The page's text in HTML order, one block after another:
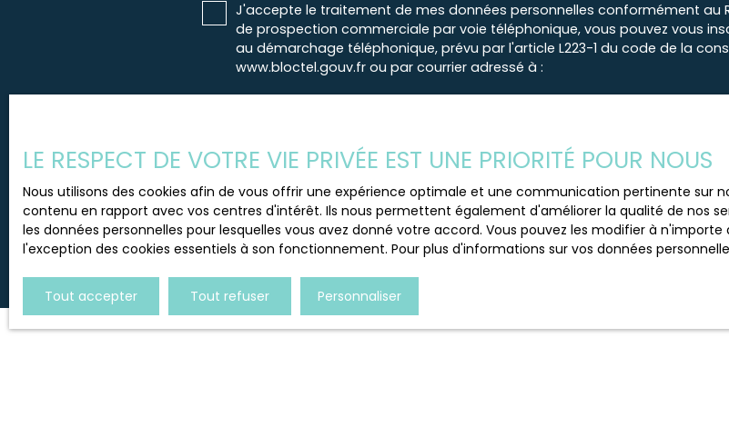
J'accepte le traitement de mes données personnelles conformément au
de prospection commerciale par voie téléphonique, vous pouvez vous
au démarchage téléphonique, prévu par l'article L223-1 du code de la
www.bloctel.gouv.fr ou par courrier adressé à :
Pour en savoir plus sur le traitement de vos données personnelles, veuillez
Recevoir des annonces
LE RESPECT DE VOTRE VIE PRIVÉE EST UNE PRIORITÉ POUR NOUS
Nous utilisons des cookies afin de vous offrir une expérience optimale et une communication pertinente sur
contenu en rapport avec vos centres d'intérêt. Ils nous permettent également d'améliorer la qualité de nos
les données personnelles pour lesquelles vous avez donné votre accord. Vous pouvez les modifier à
l'exception des cookies essentiels à son fonctionnement. Pour plus d'informations sur vos données
Tout accepter Tout refuser Personnaliser